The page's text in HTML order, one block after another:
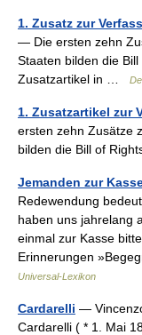
1. Zusatz zur
— Die ersten zehn
Staaten bilden die
Zusatzartikel in …
1. Zusatzartikel zur
ersten zehn Zusätze
bilden die Bill of
Jemanden zur
Redewendung
haben uns jahrelang
einmal zur Kasse
Erinnerungen
Universal-Lexikon
Cardarelli —
Cardarelli ( * 1. Mai